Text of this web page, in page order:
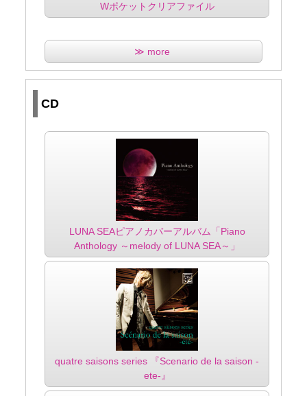
Wポケットクリアファイル
≫ more
CD
LUNA SEAピアノカバーアルバム「Piano
Anthology ～melody of LUNA SEA～」
quatre saisons series 『Scenario de la saison -
ete-』